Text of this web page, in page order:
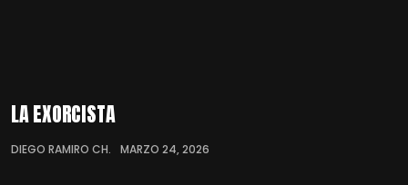
LA EXORCISTA
DIEGO RAMIRO CH. MARZO 24, 2026